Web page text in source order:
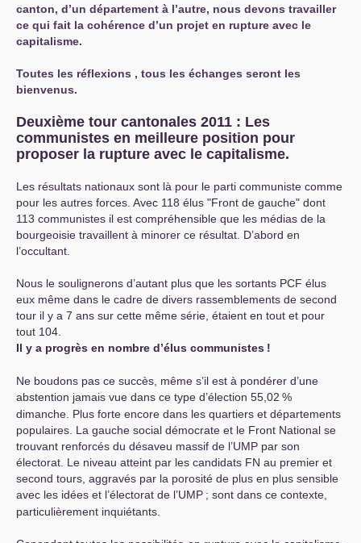
canton, d’un département à l’autre, nous devons travailler
ce qui fait la cohérence d’un projet en rupture avec le
capitalisme.
Toutes les réflexions , tous les échanges seront les
bienvenus.
Deuxième tour cantonales 2011 : Les
communistes en meilleure position pour
proposer la rupture avec le capitalisme.
Les résultats nationaux sont là pour le parti communiste comme
pour les autres forces. Avec 118 élus "Front de gauche" dont
113 communistes il est compréhensible que les médias de la
bourgeoisie travaillent à minorer ce résultat. D’abord en
l’occultant.
Nous le soulignerons d’autant plus que les sortants PCF élus
eux même dans le cadre de divers rassemblements de second
tour il y a 7 ans sur cette même série, étaient en tout et pour
tout 104.
Il y a progrès en nombre d’élus communistes !
Ne boudons pas ce succès, même s’il est à pondérer d’une
abstention jamais vue dans ce type d’élection 55,02 %
dimanche. Plus forte encore dans les quartiers et départements
populaires. La gauche social démocrate et le Front National se
trouvant renforcés du désaveu massif de l’UMP par son
électorat. Le niveau atteint par les candidats FN au premier et
second tours, aggravés par la porosité de plus en plus sensible
avec les idées et l’électorat de l’UMP ; sont dans ce contexte,
particulièrement inquiétants.